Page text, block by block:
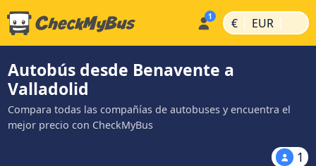
€ | EUR |
Autobús desde Benavente a
Valladolid
Compara todas las compañías de autobuses y encuentra el
mejor precio con CheckMyBus
1